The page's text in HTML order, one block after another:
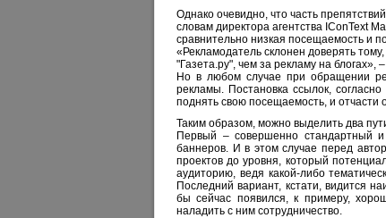
Однако очевидно, что часть
словам директора агентства IConText
сравнительно низкая посещаемость и
«Рекламодатель склонен доверять
"Газета.ру", чем за рекламу на блогах»,
Но в любом случае при обращении
рекламы. Постановка ссылок,
поднять свою посещаемость, и отчасти
Таким образом, можно выделить два
Первый – совершенно стандартный и
баннеров. И в этом случае перед
проектов до уровня, который
аудиторию, ведя какой-либо
Последний вариант, кстати, видится
бы сейчас появился, к примеру,
наладить с ним сотрудничество.